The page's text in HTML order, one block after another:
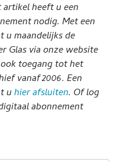
heeft u een
nodig. Met een
u maandelijks de
Glas via onze website
toegang tot het
vanaf 2006. Een
uhier afsluiten. Of log
abonnement